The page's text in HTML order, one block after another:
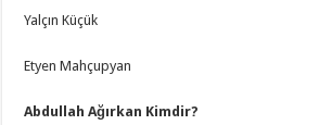
Yalçın Küçük
Etyen Mahçupyan
Abdullah Ağırkan Kimdir?